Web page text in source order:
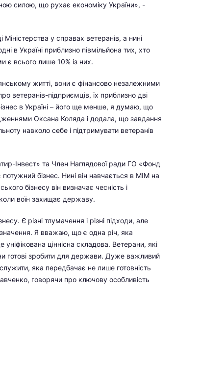
силою, що рухає економіку України», -
Міністерства у справах ветеранів, а нині
в Україні приблизно півмільйона тих, хто
є всього лише 10% із них.
житті, вони є фінансово незалежними
ветеранів-підприємців, їх приблизно дві
в Україні – його ще менше, я думаю, що
Оксана Коляда і додала, що завдання
навколо себе і підтримувати ветеранів
Інвест» та Член Наглядової ради ГО «Фонд
бізнес. Нині він навчається в МІМ на
бізнесу він визначає чесність і
воїн захищає державу.
Є різні тлумачення і різні підходи, але
Я вважаю, що є одна річ, яка
уніфікована ціннісна складова. Ветерани, які
готові зробити для держави. Дуже важливий
яка передбачає не лише готовність
говорячи про ключову особливість